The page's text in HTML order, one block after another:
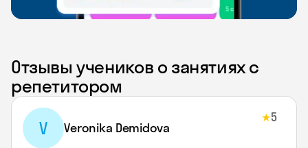
Отзывы учеников о занятиях с
репетитором
V Veronika Demidova
★5